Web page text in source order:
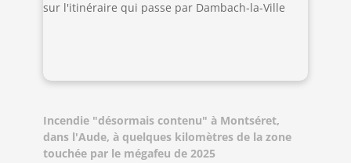
Incendie "désormais contenu" à Montséret,
dans l'Aude, à quelques kilomètres de la zone
touchée par le mégafeu de 2025